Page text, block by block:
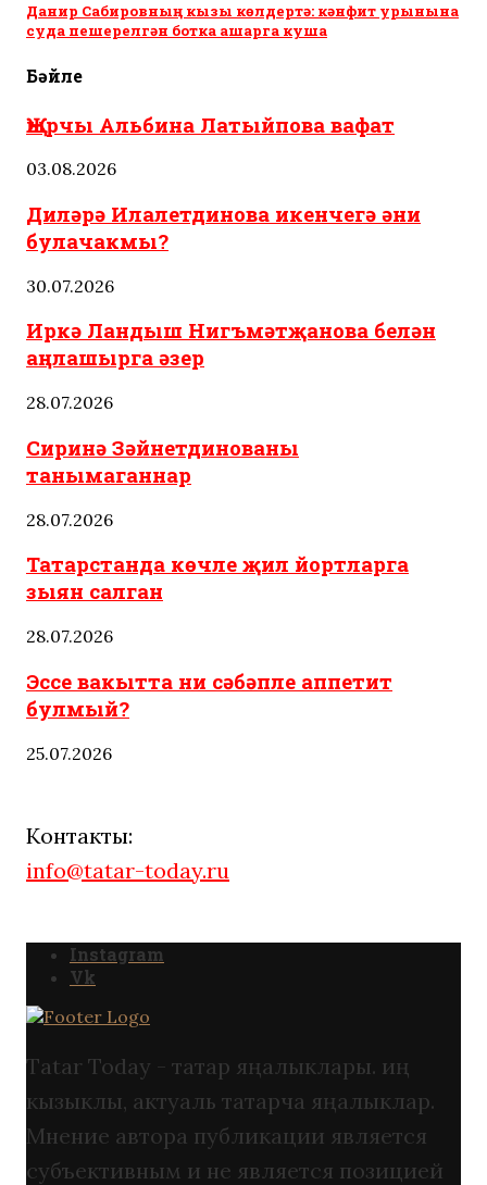
Данир Сабировның кызы көлдертә: кәнфит урынына
суда пешерелгән ботка ашарга куша
Бәйле
Җырчы Альбина Латыйпова вафат
03.08.2026
Диләрә Илалетдинова икенчегә әни
булачакмы?
30.07.2026
Иркә Ландыш Нигъмәтҗанова белән
аңлашырга әзер
28.07.2026
Сиринә Зәйнетдинованы
танымаганнар
28.07.2026
Татарстанда көчле җил йортларга
зыян салган
28.07.2026
Эссе вакытта ни сәбәпле аппетит
булмый?
25.07.2026
Контакты:
info@tatar-today.ru
Instagram
Vk
Tatar Today - татар яңалыклары. иң
кызыклы, актуаль татарча яңалыклар.
Мнение автора публикации является
субъективным и не является позицией